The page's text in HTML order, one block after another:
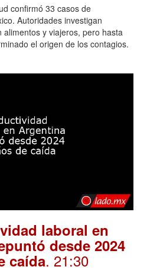
confirmó 33 casos de
Autoridades investigan
alimentos y viajeros, pero hasta
el origen de los contagios.
laboral en
desde 2024
caída. 21:30